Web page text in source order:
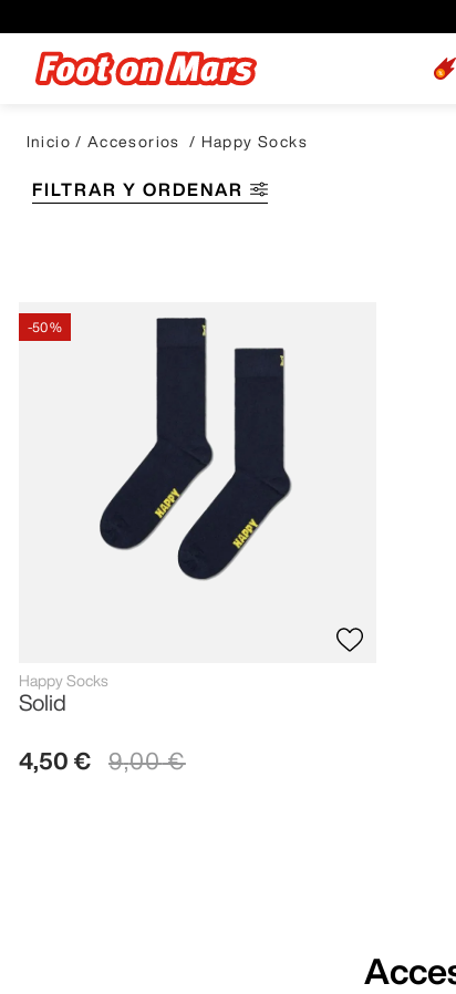
Accesorios Happy Socks
FILTRAR Y ORDENAR
-50 %
Happy Socks
Solid
4,50 € 9,00 €